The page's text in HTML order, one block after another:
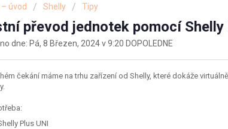
úvod Shelly Tipy
převod jednotek pomocí Shelly
dne: Pá, 8 Březen, 2024 v 9:20 DOPOLEDNE
čekání máme na trhu zařízení od Shelly, které dokáže
Plus UNI